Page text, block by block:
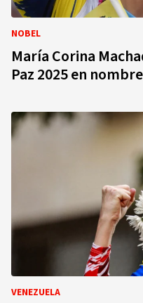
NOBEL
María Corina
Paz 2025 en
VENEZUELA